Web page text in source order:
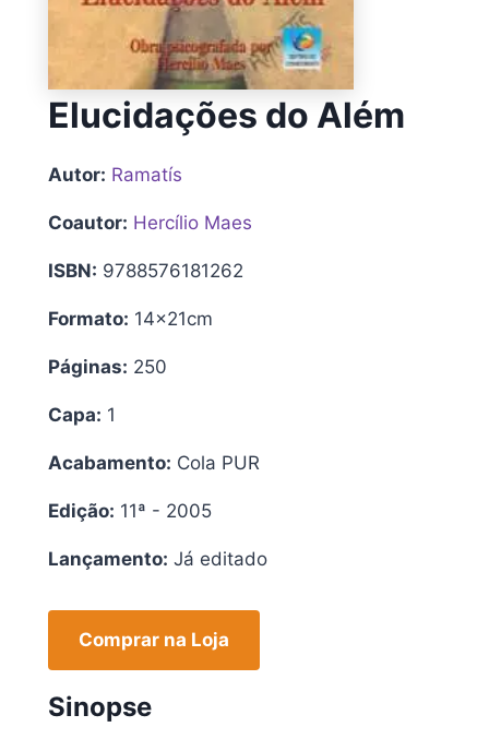
Elucidações do Além
Autor: Ramatís
Coautor: Hercílio Maes
ISBN: 9788576181262
Formato: 14x21cm
Páginas: 250
Capa: 1
Acabamento: Cola PUR
Edição: 11ª - 2005
Lançamento: Já editado
Comprar na Loja
Sinopse